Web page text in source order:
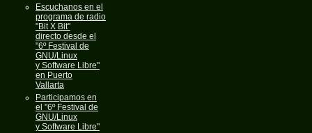
Escuchanos en el
programa de radio
"Bit X Bit"
directo desde el
"6º Festival de
GNU/Linux
y Software Libre"
en Puerto
Vallarta
Participamos en
el "6º Festival de
GNU/Linux
y Software Libre"